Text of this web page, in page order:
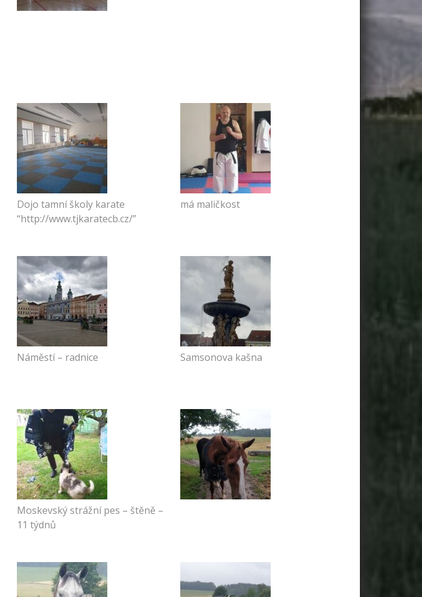
Dojo tamní školy karate
“http://www.tjkaratecb.cz/”
má maličkost
Náměstí – radnice Samsonova kašna
Moskevský strážní pes – štěně –
11 týdnů